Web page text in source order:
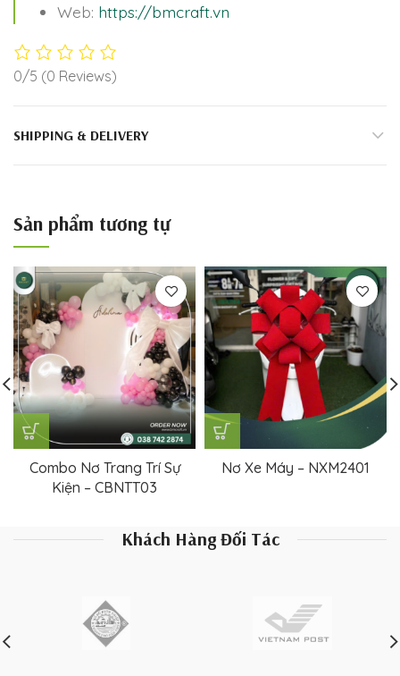
Web: https://bmcraft.vn
0/5 (0 Reviews)
SHIPPING & DELIVERY
Sản phẩm tương tự
Combo Nơ Trang Trí Sự
Kiện – CBNTT03
Nơ Xe Máy – NXM2401
Khách Hàng Đối Tác